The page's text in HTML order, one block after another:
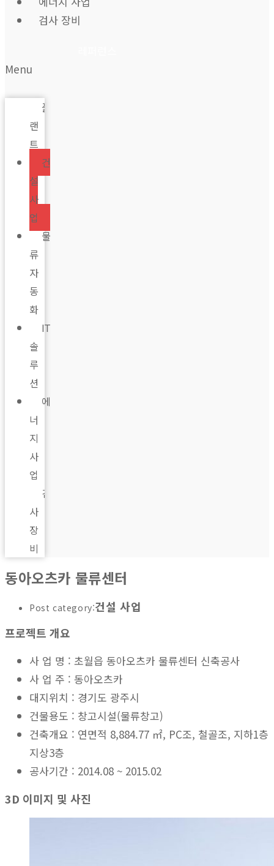
검사 장비
Menu
플
랜
트
건
설
사
업
물
류
자
동
화
IT
솔
루
션
에
너
지
사
업
검
사
장
비
동아오츠카 물류센터
Post category:건설 사업
프로젝트 개요
사 업 명 : 초월읍 동아오츠카 물류센터 신축공사
사 업 주 : 동아오츠카
대지위치 : 경기도 광주시
건물용도 : 창고시설(물류창고)
건축개요 : 연면적 8,884.77 ㎡, PC조, 철골조, 지하1층
지상3층
공사기간 : 2014.08 ~ 2015.02
3D 이미지 및 사진